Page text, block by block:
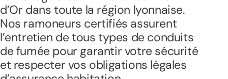
d’Or dans toute la région lyonnaise.
Nos ramoneurs certifiés assurent
l’entretien de tous types de conduits
de fumée pour garantir votre sécurité
et respecter vos obligations légales